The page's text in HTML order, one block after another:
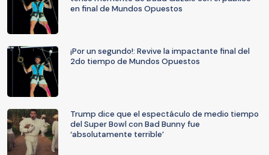
en final de Mundos Opuestos
¡Por un segundo!: Revive la impactante final del
2do tiempo de Mundos Opuestos
Trump dice que el espectáculo de medio tiempo
del Super Bowl con Bad Bunny fue
‘absolutamente terrible’